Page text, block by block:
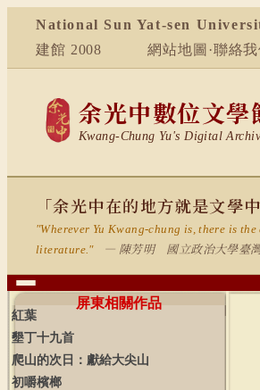
National Sun Yat-sen
建館 2008
網站地圖 ·聯絡我
余光中數位文學
Kwang-Chung Yu's Digital
「余光中在的地方就是文學中
"Wherever Yu Kwang-chung is, there is
literature."
— 陳芳明 國立政治大學臺
屏東相關作品
紅葉
墾丁十九首
爬山的次日：獻給大尖山
初嚼檳榔